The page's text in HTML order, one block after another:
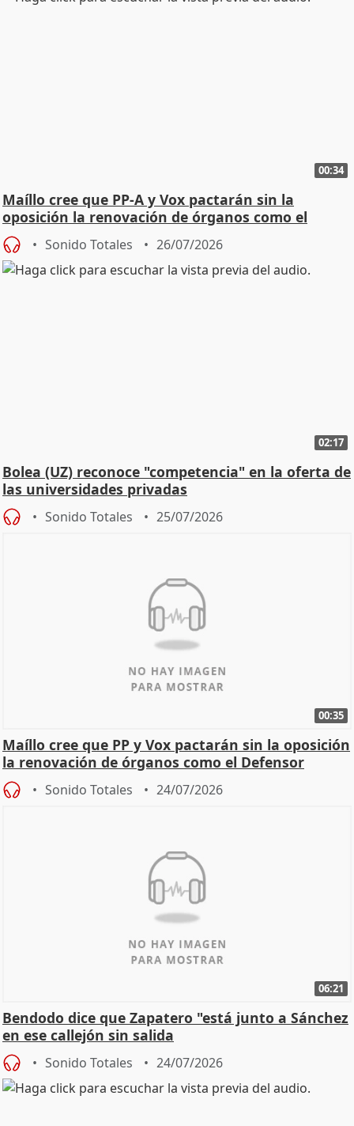
00:34
Maíllo cree que PP-A y Vox pactarán sin la
oposición la renovación de órganos como el
Defensor
Sonido Totales 26/07/2026
02:17
Bolea (UZ) reconoce "competencia" en la oferta de
las universidades privadas
Sonido Totales 25/07/2026
00:35
Maíllo cree que PP y Vox pactarán sin la oposición
la renovación de órganos como el Defensor
Sonido Totales 24/07/2026
06:21
Bendodo dice que Zapatero "está junto a Sánchez
en ese callejón sin salida
Sonido Totales 24/07/2026